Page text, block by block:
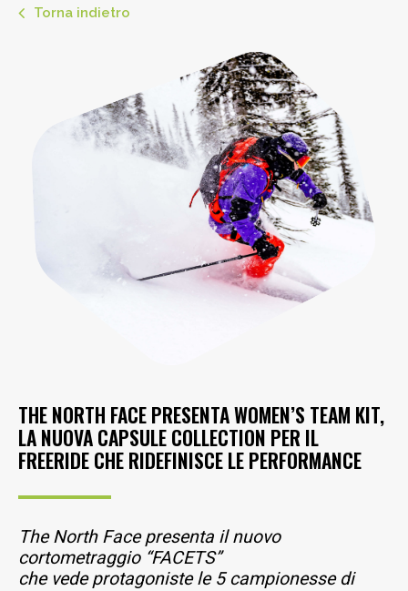
Torna indietro
THE NORTH FACE PRESENTA WOMEN’S TEAM KIT,
LA NUOVA CAPSULE COLLECTION PER IL
FREERIDE CHE RIDEFINISCE LE PERFORMANCE
The North Face presenta il nuovo
cortometraggio “FACETS”
che vede protagoniste le 5 campionesse di